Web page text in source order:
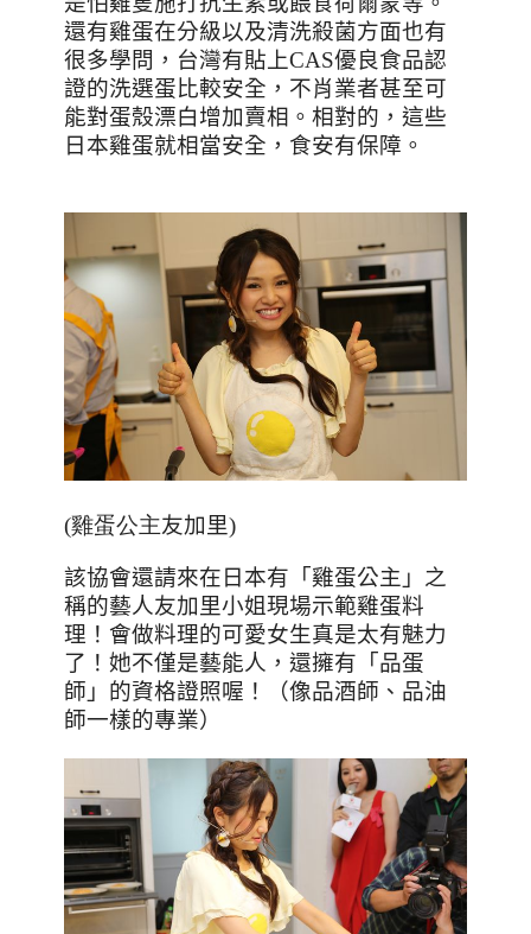
還有雞蛋在分級以及清洗殺菌方面也有
很多學問，台灣有貼上CAS優良食品認
證的洗選蛋比較安全，不肖業者甚至可
能對蛋殼漂白增加賣相。相對的，這些
日本雞蛋就相當安全，食安有保障。
(雞蛋公主友加里)
該協會還請來在日本有「雞蛋公主」之
稱的藝人友加里小姐現場示範雞蛋料
理！會做料理的可愛女生真是太有魅力
了！她不僅是藝能人，還擁有「品蛋
師」的資格證照喔！（像品酒師、品油
師一樣的專業）